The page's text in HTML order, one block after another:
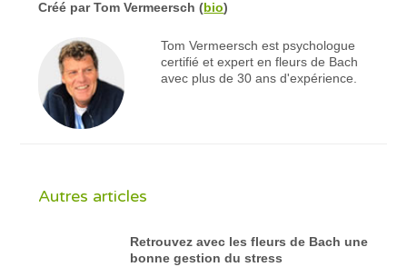
Créé parTom Vermeersch (bio)
Tom Vermeersch est psychologue
certifié et expert en fleurs de Bach
avec plus de 30 ans d'expérience.
Autres articles
Retrouvez avec les fleurs de Bach une
bonne gestion du stress